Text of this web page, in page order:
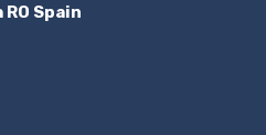
Spain